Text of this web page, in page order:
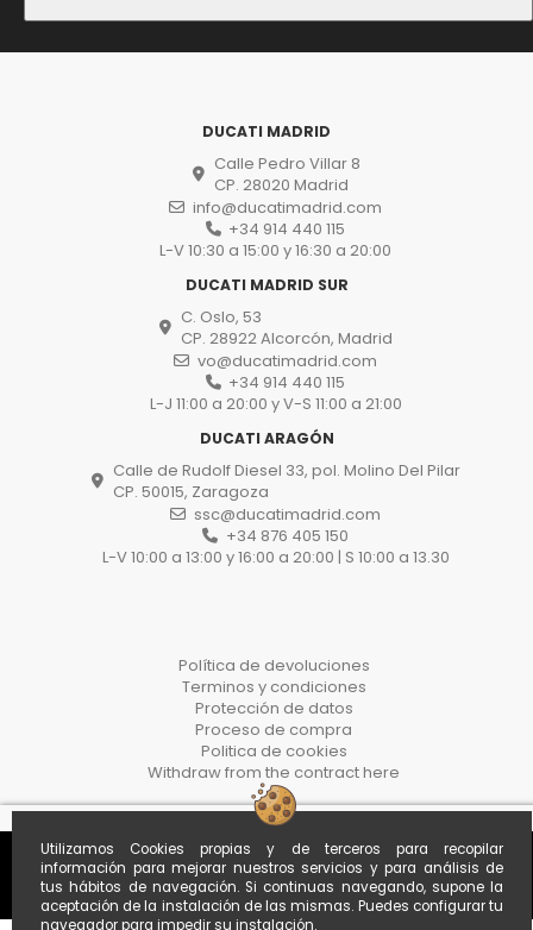
Utilizamos Cookies propias y de terceros para recopilar
información para mejorar nuestros servicios y para análisis de
tus hábitos de navegación. Si continuas navegando, supone la
aceptación de la instalación de las mismas. Puedes configurar tu
navegador para impedir su instalación.
DUCATI MADRID
Calle Pedro Villar 8
CP. 28020 Madrid
info@ducatimadrid.com
+34 914 440 115
L-V 10:30 a 15:00 y 16:30 a 20:00
DUCATI MADRID SUR
C. Oslo, 53
CP. 28922 Alcorcón, Madrid
vo@ducatimadrid.com
+34 914 440 115
L-J 11:00 a 20:00 y V-S 11:00 a 21:00
DUCATI ARAGÓN
Calle de Rudolf Diesel 33, pol. Molino Del Pilar
CP. 50015, Zaragoza
ssc@ducatimadrid.com
+34 876 405 150
L-V 10:00 a 13:00 y 16:00 a 20:00 | S 10:00 a 13.30
Política de devoluciones
Terminos y condiciones
Protección de datos
Proceso de compra
Politica de cookies
Withdraw from the contract here